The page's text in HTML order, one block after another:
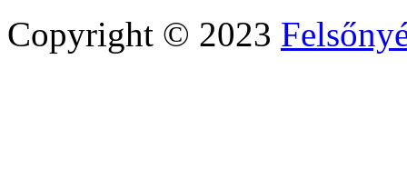
Copyright © 2023